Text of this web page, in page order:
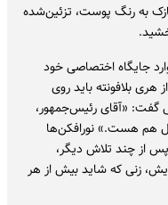
به رنگ پوست، تزئین‌شده
وارد جایگاه اختصاصی خود
بلافونته باید روی
گفت: «آقای رئیس‌جمهور،
هم هست.» نورافکن‌ها
از چند تلاش دیگر،
زنی که شاید بیش از هر